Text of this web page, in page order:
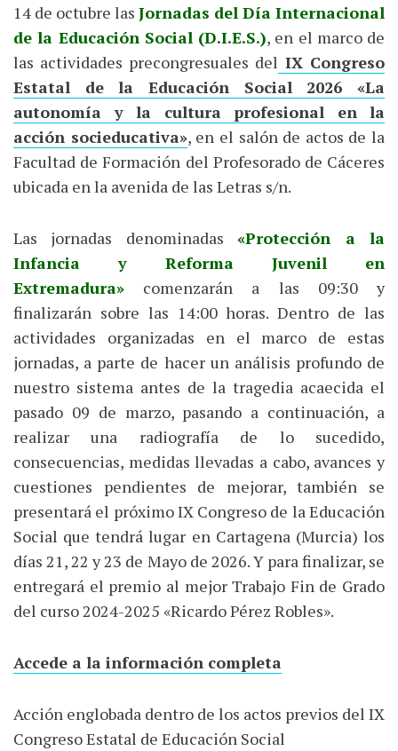
14 de octubre las Jornadas del Día Internacional
de la Educación Social (D.I.E.S.), en el marco de
las actividades precongresuales del IX Congreso
Estatal de la Educación Social 2026 «La
autonomía y la cultura profesional en la
acción socieducativa», en el salón de actos de la
Facultad de Formación del Profesorado de Cáceres
ubicada en la avenida de las Letras s/n.
Las jornadas denominadas«Protección a la
Infancia y Reforma Juvenil en
Extremadura» comenzarán a las 09:30 y
finalizarán sobre las 14:00 horas. Dentro de las
actividades organizadas en el marco de estas
jornadas, a parte de hacer un análisis profundo de
nuestro sistema antes de la tragedia acaecida el
pasado 09 de marzo, pasando a continuación, a
realizar una radiografía de lo sucedido,
consecuencias, medidas llevadas a cabo, avances y
cuestiones pendientes de mejorar, también se
presentará el próximo IX Congreso de la Educación
Social que tendrá lugar en Cartagena (Murcia) los
días 21, 22 y 23 de Mayo de 2026. Y para finalizar, se
entregará el premio al mejor Trabajo Fin de Grado
del curso 2024-2025 «Ricardo Pérez Robles».
Accede a la información completa
Acción englobada dentro de los actos previos del IX
Congreso Estatal de Educación Social